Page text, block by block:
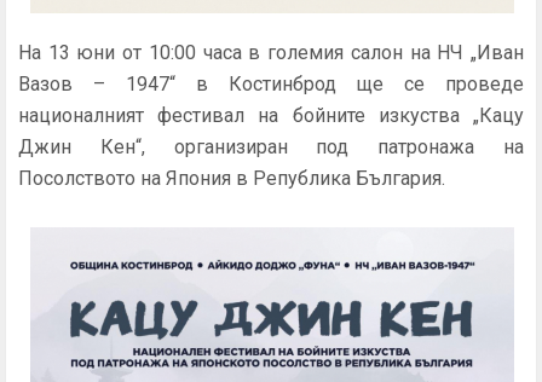
На 13 юни от 10:00 часа в големия салон на НЧ „Иван
Вазов – 1947“ в Костинброд ще се проведе
националният фестивал на бойните изкуства „Кацу
Джин Кен“, организиран под патронажа на
Посолството на Япония в Република България.